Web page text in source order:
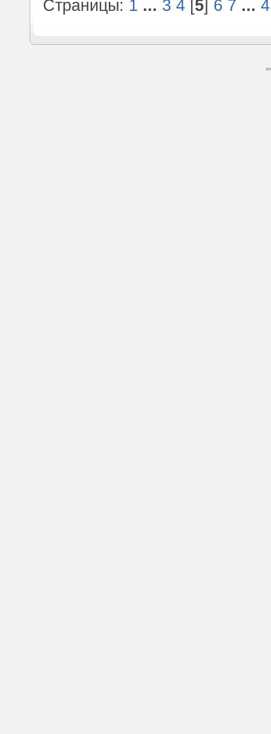
Страницы: 1 ... 3 4 [5] 6 7 ...